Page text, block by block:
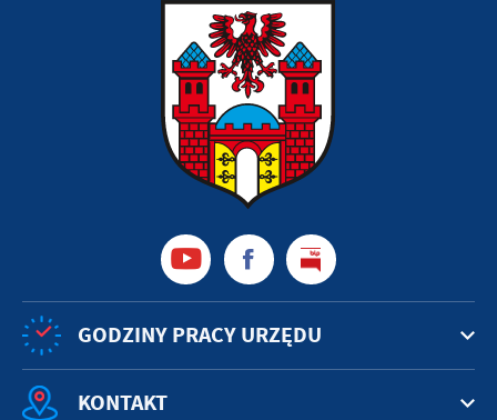
GODZINY PRACY URZĘDU
KONTAKT